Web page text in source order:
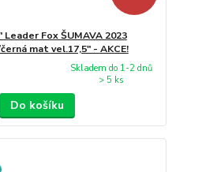
Fox ŠUMAVA 2023
mat vel.17,5" - AKCE!
Skladem do 1-2 dnů
> 5 ks
Do košíku